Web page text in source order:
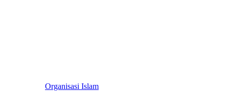
Organisasi Islam